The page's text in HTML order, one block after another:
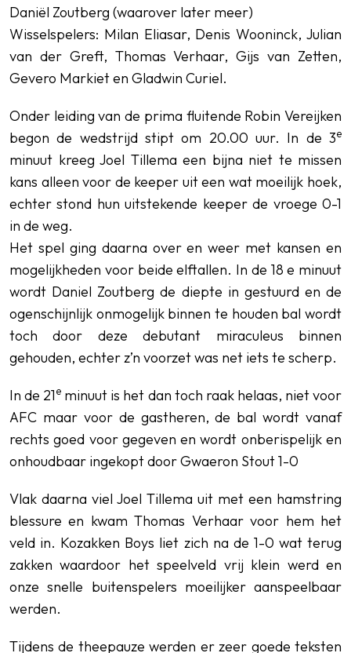
Daniël Zoutberg (waarover later meer)
Wisselspelers: Milan Eliasar, Denis Wooninck, Julian
van der Greft, Thomas Verhaar, Gijs van Zetten,
Gevero Markiet en Gladwin Curiel.
Onder leiding van de prima fluitende Robin Vereijken
begon de wedstrijd stipt om 20.00 uur. In de 3e
minuut kreeg Joel Tillema een bijna niet te missen
kans alleen voor de keeper uit een wat moeilijk hoek,
echter stond hun uitstekende keeper de vroege 0-1
in de weg.
Het spel ging daarna over en weer met kansen en
mogelijkheden voor beide elftallen. In de 18 e minuut
wordt Daniel Zoutberg de diepte in gestuurd en de
ogenschijnlijk onmogelijk binnen te houden bal wordt
toch door deze debutant miraculeus binnen
gehouden, echter z’n voorzet was net iets te scherp.
In de 21e minuut is het dan toch raak helaas, niet voor
AFC maar voor de gastheren, de bal wordt vanaf
rechts goed voor gegeven en wordt onberispelijk en
onhoudbaar ingekopt door Gwaeron Stout 1-0
Vlak daarna viel Joel Tillema uit met een hamstring
blessure en kwam Thomas Verhaar voor hem het
veld in. Kozakken Boys liet zich na de 1-0 wat terug
zakken waardoor het speelveld vrij klein werd en
onze snelle buitenspelers moeilijker aanspeelbaar
werden.
Tijdens de theepauze werden er zeer goede teksten